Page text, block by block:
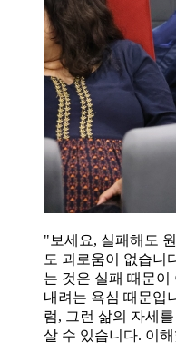
"보세요, 실패해도
도 괴로움이 없습니
는 것은 실패 때문
내려는 욕심 때문입
럼, 그런 삶의 자세
살 수 있습니다. 이해